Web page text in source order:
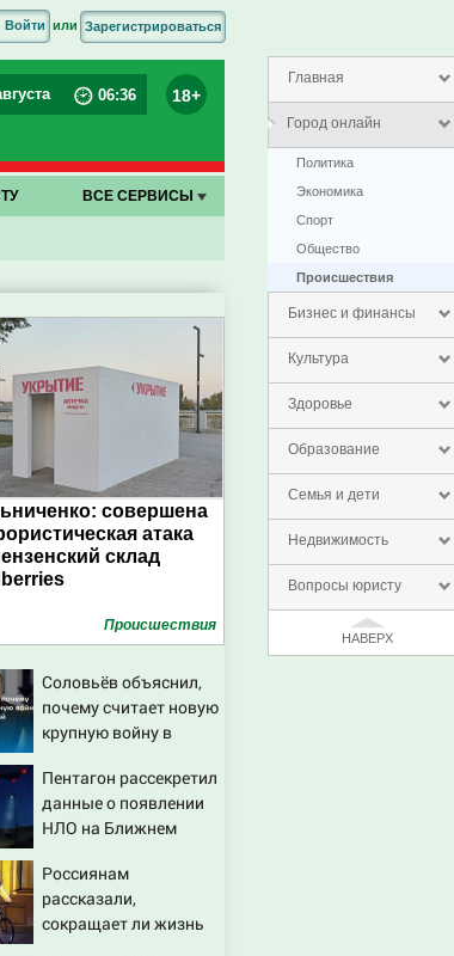
Главная
Город онлайн
Политика
Экономика
Спорт
Общество
Проиcшествия
Бизнес и финансы
Культура
Здоровье
Образование
Семья и дети
Недвижимость
Вопросы юристу
НАВЕРХ
Войти или Зарегистрироваться
06:36 18+
ВСЕ СЕРВИСЫ
совершена
атака
склад
Проиcшествия
Соловьёв объяснил,
почему считает новую
крупную войну в
Пентагон рассекретил
данные о появлении
НЛО на Ближнем
Россиянам
рассказали,
сокращает ли жизнь